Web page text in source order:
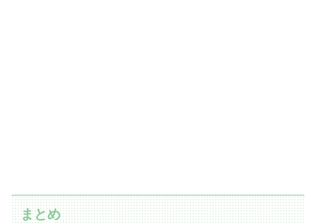
まとめ